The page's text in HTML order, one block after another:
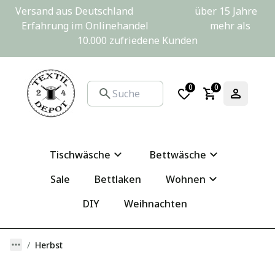
Versand aus Deutschland                         über 15 Jahre
Erfahrung im Onlinehandel                         mehr als
10.000 zufriedene Kunden
0 0
Tischwäsche
Bettwäsche
Sale
Bettlaken
Wohnen
DIY
Weihnachten
Herbst